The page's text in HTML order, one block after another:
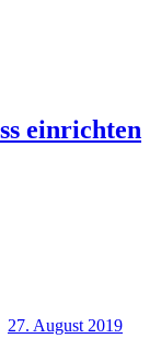
einrichten
27. August 2019